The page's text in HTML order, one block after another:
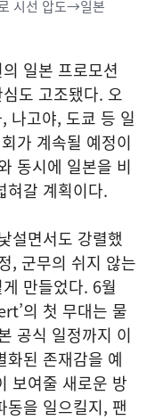
시선 압도→일본
일본 프로모션
도 고조됐다. 오
나고야, 도쿄 등 일
가 계속될 예정이
동시에 일본을 비
혀갈 계획이다.
설면서도 강렬했
, 군무의 쉬지 않는
만들었다. 6월
의 첫 무대는 물
공식 일정까지 이
화된 존재감을 예
보여줄 새로운 방
동을 일으킬지, 팬